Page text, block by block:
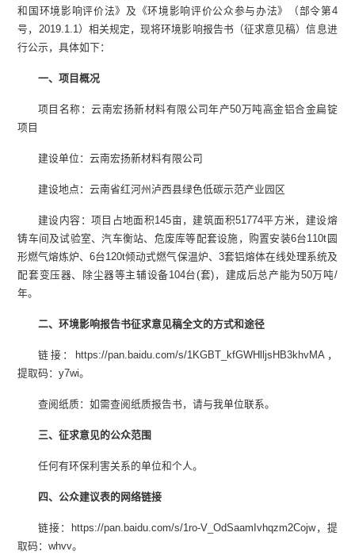
和国环境影响评价法》及《环境影响评价公众参与办法》（部令第4
号，2019.1.1）相关规定，现将环境影响报告书（征求意见稿）信息进
行公示，具体如下：
一、 项目 概况
项目名称：云南宏扬新材料有限公司年产50万吨高金铝合金扁锭
项目
建设单位：云南宏扬新材料有限公司
建设地点：云南省红河州泸西县绿色低碳示范产业园区
建设内容：项目占地面积145亩，建筑面积51774平方米，建设熔
铸车间及试验室、汽车衡站、危废库等配套设施，购置安装6台110t圆
形燃气熔炼炉、6台120t倾动式燃气保温炉、3套铝熔体在线处理系统及
配套变压器、除尘器等主辅设备104台(套)，建成后总产能为50万吨/
年。
二、环境影响报告书征求意见稿全文的方式和途径
链接：https://pan.baidu.com/s/1KGBT_kfGWHlljsHB3khvMA，
提取码：y7wi。
查阅纸质：如需查阅纸质报告书，请与我单位联系。
三、征求意见的公众范围
任何有环保利害关系的单位和个人。
四、公众建议表的网络链接
链接：https://pan.baidu.com/s/1ro-V_OdSaamIvhqzm2Cojw，提
取码：whvv。